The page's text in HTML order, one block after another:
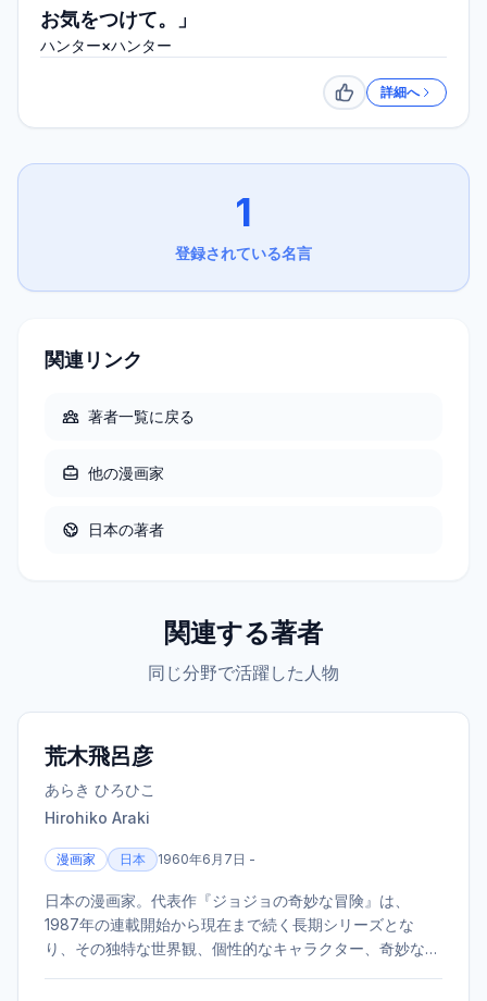
お気をつけて。」
ハンター×ハンター
いいね詳細へ
1
登録されている名言
関連リンク
著者一覧に戻る
他の漫画家
日本の著者
関連する著者
同じ分野で活躍した人物
荒木飛呂彦
あらき ひろひこ
Hirohiko Araki
漫画家 日本 1960年6月7日 -
日本の漫画家。代表作『ジョジョの奇妙な冒険』は、
1987年の連載開始から現在まで続く長期シリーズとな
り、その独特な世界観、個性的なキャラクター、奇妙な擬